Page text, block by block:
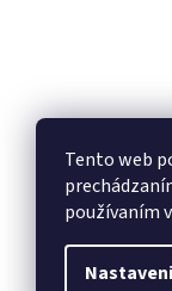
Tento web
používaním